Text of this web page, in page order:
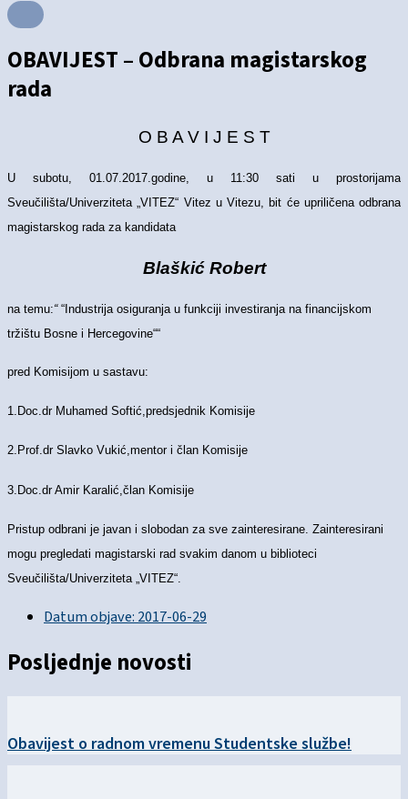
OBAVIJEST – Odbrana magistarskog
rada
O B A V I J E S T
U subotu, 01.07.2017.godine, u 11:30 sati u prostorijama
Sveučilišta/Univerziteta „VITEZ“ Vitez u Vitezu, bit će upriličena odbrana
magistarskog rada za kandidata
Blaškić Robert
na temu:““Industrija osiguranja u funkciji investiranja na financijskom
tržištu Bosne i Hercegovine““
pred Komisijom u sastavu:
1.Doc.dr Muhamed Softić,predsjednik Komisije
2.Prof.dr Slavko Vukić,mentor i član Komisije
3.Doc.dr Amir Karalić,član Komisije
Pristup odbrani je javan i slobodan za sve zainteresirane. Zainteresirani
mogu pregledati magistarski rad svakim danom u biblioteci
Sveučilišta/Univerziteta „VITEZ“.
Datum objave:2017-06-29
Posljednje novosti
Obavijest o radnom vremenu Studentske službe!